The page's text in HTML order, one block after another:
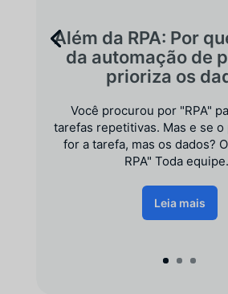
Além da RPA: Por
da automação de
prioriza os
Você procurou por "RPA"
tarefas repetitivas. Mas e se o
for a tarefa, mas os dados?
RPA" Toda
Leia mais